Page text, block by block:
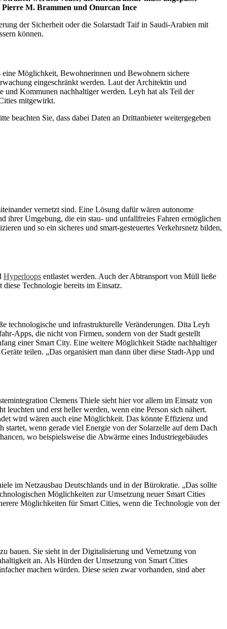
M. Brammen und Onurcan Ince
der Sicherheit oder die Solarstadt Taif in Saudi-Arabien mit
können.
Möglichkeit, Bewohnerinnen und Bewohnern sichere
eingeschränkt werden. Laut der Architektin und
und Kommunen nachhaltiger werden. Leyh hat als Teil der
mitgewirkt.
beachten Sie, dass dabei Daten an Drittanbieter weitergegeben
vernetzt sind. Eine Lösung dafür wären autonome
ihrer Umgebung, die ein stau- und unfallfreies Fahren ermöglichen
und so ein sicheres und smart-gesteuertes Verkehrsnetz bilden,
Hyperloops entlastet werden. Auch der Abtransport von Müll ließe
Technologie bereits im Einsatz.
technologische und infrastrukturelle Veränderungen. Dita Leyh
Apps, die nicht von Firmen, sondern von der Stadt gestellt
einer Smart City. Eine weitere Möglichkeit Städte nachhaltiger
teilen. „Das organisiert man dann über diese Stadt-App und
Clemens Thiele sieht hier vor allem im Einsatz von
leuchten und erst heller werden, wenn eine Person sich nähert.
wird wären auch eine Möglichkeit. Das könnte Effizienz und
wenn gerade viel Energie von der Solarzelle auf dem Dach
wo beispielsweise die Abwärme eines Industriegebäudes
im Netzausbau Deutschlands und in der Bürokratie. „Das sollte
Möglichkeiten zur Umsetzung neuer Smart Cities
Möglichkeiten für Smart Cities, wenn die Technologie von der
bauen. Sie sieht in der Digitalisierung und Vernetzung von
an. Als Hürden der Umsetzung von Smart Cities
machen würden. Diese seien zwar vorhanden, sind aber